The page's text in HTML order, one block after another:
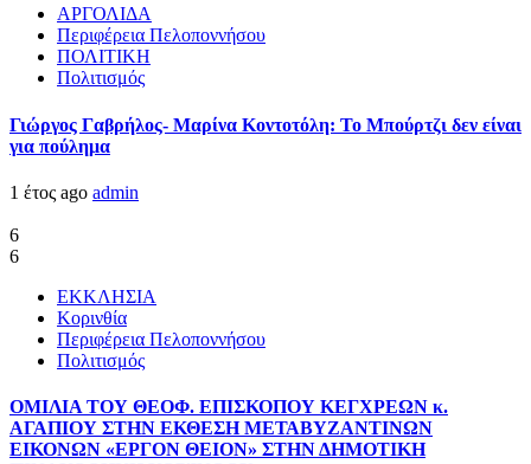
ΑΡΓΟΛΙΔΑ
Περιφέρεια Πελοποννήσου
ΠΟΛΙΤΙΚΗ
Πολιτισμός
Γιώργος Γαβρήλος- Μαρίνα Κοντοτόλη: Το Μπούρτζι δεν είναι
για πούλημα
1 έτος ago admin
6
6
ΕΚΚΛΗΣΙΑ
Κορινθία
Περιφέρεια Πελοποννήσου
Πολιτισμός
ΟΜΙΛΙΑ ΤΟΥ ΘΕΟΦ. ΕΠΙΣΚΟΠΟΥ ΚΕΓΧΡΕΩΝ κ.
ΑΓΑΠΙΟΥ ΣΤΗΝ ΕΚΘΕΣΗ ΜΕΤΑΒΥΖΑΝΤΙΝΩΝ
ΕΙΚΟΝΩΝ «ΕΡΓΟΝ ΘΕΙΟΝ» ΣΤΗΝ ΔΗΜΟΤΙΚΗ